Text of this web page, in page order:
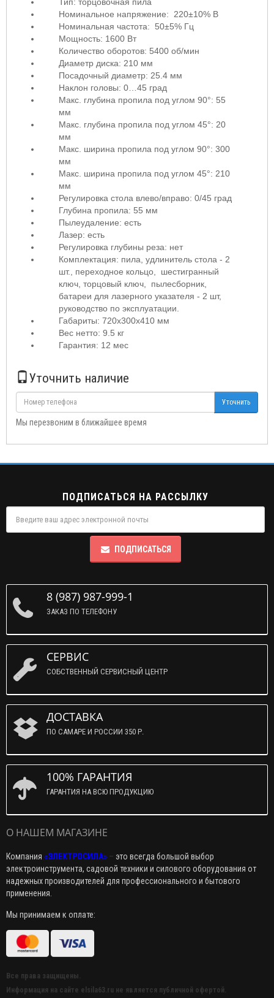
Номинальное напряжение: 220±10% В
Номинальная частота: 50±5% Гц
Мощность: 1600 Вт
Количество оборотов: 5400 об/мин
Диаметр диска: 210 мм
Посадочный диаметр: 25.4 мм
Наклон головы: 0…45 град
Макс. глубина пропила под углом 90°: 55
мм
Макс. глубина пропила под углом 45°: 20
мм
Макс. ширина пропила под углом 90°: 300
мм
Макс. ширина пропила под углом 45°: 210
мм
Регулировка стола влево/вправо: 0/45 град
Глубина пропила: 55 мм
Пылеудаление: есть
Лазер: есть
Регулировка глубины реза: нет
Комплектация: пила, удлинитель стола - 2
шт., переходное кольцо, шестигранный
ключ, торцовый ключ, пылесборник,
батареи для лазерного указателя - 2 шт,
руководство по эксплуатации.
Габариты: 720x300x410 мм
Вес нетто: 9.5 кг
Гарантия: 12 мес
Уточнить наличие
Уточнить
Мы перезвоним в ближайшее время
ПОДПИСАТЬСЯ НА РАССЫЛКУ
ПОДПИСАТЬСЯ
8 (987) 987-999-1
ЗАКАЗ ПО ТЕЛЕФОНУ
СЕРВИС
СОБСТВЕННЫЙ СЕРВИСНЫЙ ЦЕНТР
ДОСТАВКА
ПО САМАРЕ И РОССИИ 350 Р.
100% ГАРАНТИЯ
ГАРАНТИЯ НА ВСЮ ПРОДУКЦИЮ
О НАШЕМ МАГАЗИНЕ
Компания «ЭЛЕКТРОСИЛА» – это всегда большой выбор
электроинструмента, садовой техники и силового оборудования от
надежных производителей для профессионального и бытового
применения.
Мы принимаем к оплате:
Все права защищены.
Информация на сайте elsila63.ru не является публичной офертой.